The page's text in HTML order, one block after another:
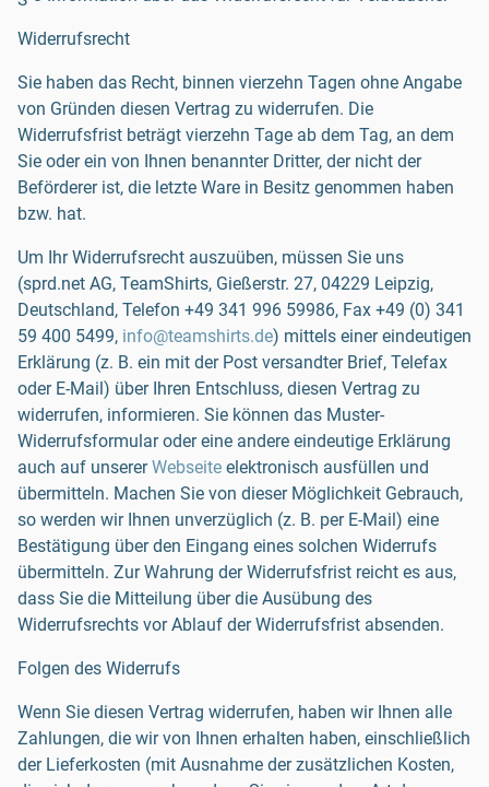
Widerrufsrecht
Sie haben das Recht, binnen vierzehn Tagen ohne Angabe
von Gründen diesen Vertrag zu widerrufen. Die
Widerrufsfrist beträgt vierzehn Tage ab dem Tag, an dem
Sie oder ein von Ihnen benannter Dritter, der nicht der
Beförderer ist, die letzte Ware in Besitz genommen haben
bzw. hat.
Um Ihr Widerrufsrecht auszuüben, müssen Sie uns
(sprd.net AG, TeamShirts, Gießerstr. 27, 04229 Leipzig,
Deutschland, Telefon +49 341 996 59986, Fax +49 (0) 341
59 400 5499, info@teamshirts.de) mittels einer eindeutigen
Erklärung (z. B. ein mit der Post versandter Brief, Telefax
oder E-Mail) über Ihren Entschluss, diesen Vertrag zu
widerrufen, informieren. Sie können das Muster-
Widerrufsformular oder eine andere eindeutige Erklärung
auch auf unserer Webseite elektronisch ausfüllen und
übermitteln. Machen Sie von dieser Möglichkeit Gebrauch,
so werden wir Ihnen unverzüglich (z. B. per E-Mail) eine
Bestätigung über den Eingang eines solchen Widerrufs
übermitteln. Zur Wahrung der Widerrufsfrist reicht es aus,
dass Sie die Mitteilung über die Ausübung des
Widerrufsrechts vor Ablauf der Widerrufsfrist absenden.
Folgen des Widerrufs
Wenn Sie diesen Vertrag widerrufen, haben wir Ihnen alle
Zahlungen, die wir von Ihnen erhalten haben, einschließlich
der Lieferkosten (mit Ausnahme der zusätzlichen Kosten,